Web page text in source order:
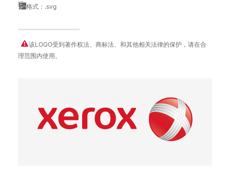
格式：.svg
该LOGO受到著作权法、商标法、和其他相关法律的保护，请在合
理范围内使用。